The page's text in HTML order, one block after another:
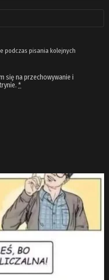
podczas pisania kolejnych
się na przechowywanie i
*